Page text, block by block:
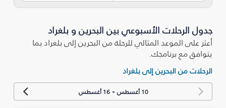
جدول الرحلات الأسبوعي بين البحرين و بلغراد
أعثر على الموعد المثالي للرحلة من البحرين إلى بلغراد بما
يتوافق مع برنامجك.
الرحلات من البحرين إلى بلغراد
10 أغسطس -16 أغسطس